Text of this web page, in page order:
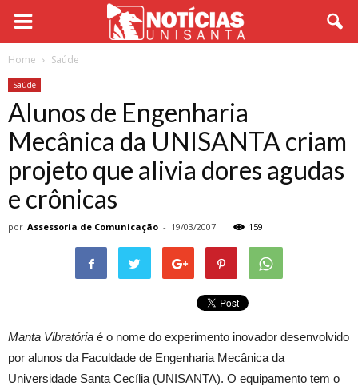
Home Saúde
Saúde
Alunos de Engenharia
Mecânica da UNISANTA criam
projeto que alivia dores agudas
e crônicas
por Assessoria de Comunicação - 19/03/2007 159
Manta Vibratória é o nome do experimento inovador desenvolvido
por alunos da Faculdade de Engenharia Mecânica da
Universidade Santa Cecília (UNISANTA). O equipamento tem o